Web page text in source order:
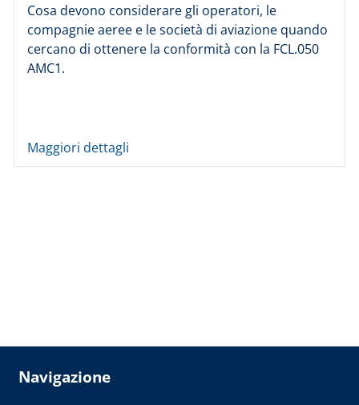
Cosa devono considerare gli operatori, le
compagnie aeree e le società di aviazione quando
cercano di ottenere la conformità con la FCL.050
AMC1.
Maggiori dettagli
Navigazione